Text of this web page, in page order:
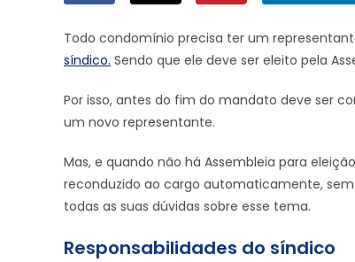
Todo condomínio precisa ter um
síndico. Sendo que ele deve ser eleito pela
Por isso, antes do fim do mandato deve ser
um novo representante.
Mas, e quando não há Assembleia para
reconduzido ao cargo automaticamente,
todas as suas dúvidas sobre esse tema.
Responsabilidades do síndico